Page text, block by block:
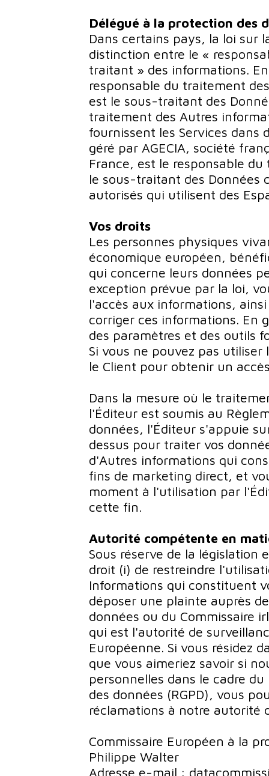
Délégué à la protection des
Dans certains pays, la loi sur
distinction entre le «
traitant » des informations.
responsable du traitement
est le sous-traitant des
traitement des Autres
fournissent les Services dans
géré par AGECIA, société
France, est le responsable
le sous-traitant des Données
autorisés qui utilisent des
Vos droits
Les personnes physiques
économique européen,
qui concerne leurs données
exception prévue par la loi,
l'accès aux informations,
corriger ces informations. En
des paramètres et des outils
Si vous ne pouvez pas
le Client pour obtenir un
Dans la mesure où le
l'Éditeur est soumis au
données, l'Éditeur s'appuie
dessus pour traiter vos
d'Autres informations qui
fins de marketing direct, et
moment à l'utilisation par
cette fin.
Autorité compétente en
Sous réserve de la législation
droit (i) de restreindre
Informations qui constituent
déposer une plainte auprès
données ou du Commissaire
qui est l'autorité de
Européenne. Si vous résidez
que vous aimeriez savoir si
personnelles dans le cadre
des données (RGPD), vous
réclamations à notre autorité
Commissaire Européen à la
Philippe Walter
Adresse e-mail :